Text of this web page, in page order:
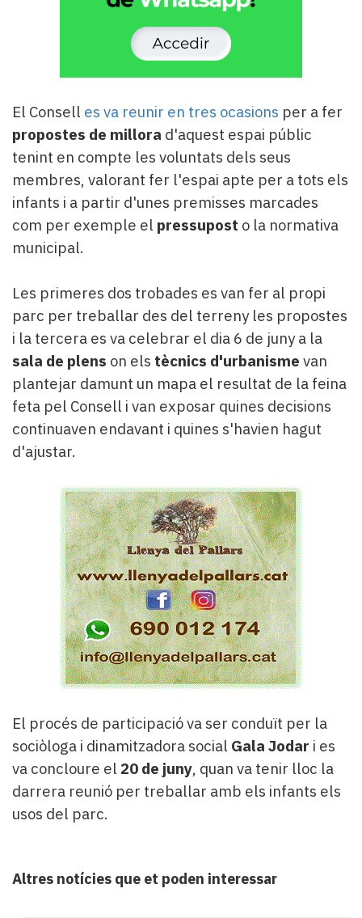
El Consell es va reunir en tres ocasions per a fer
propostes de millora d'aquest espai públic
tenint en compte les voluntats dels seus
membres, valorant fer l'espai apte per a tots els
infants i a partir d'unes premisses marcades
com per exemple el pressupost o la normativa
municipal.
Les primeres dos trobades es van fer al propi
parc per treballar des del terreny les propostes
i la tercera es va celebrar el dia 6 de juny a la
sala de plens on els tècnics d'urbanisme van
plantejar damunt un mapa el resultat de la feina
feta pel Consell i van exposar quines decisions
continuaven endavant i quines s'havien hagut
d'ajustar.
El procés de participació va ser conduït per la
sociòloga i dinamitzadora social Gala Jodar i es
va concloure el 20 de juny, quan va tenir lloc la
darrera reunió per treballar amb els infants els
usos del parc.
Altres notícies que et poden interessar